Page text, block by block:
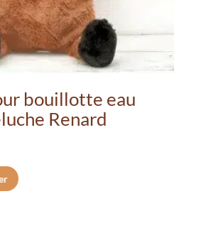
bouillotte eau
Renard